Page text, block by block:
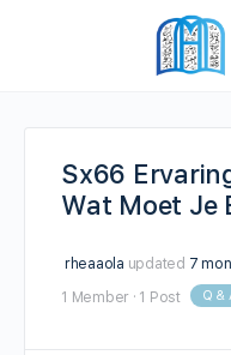
Sx66
Wat Moet Je
rheaaola updated 7
1 Member · 1 Post Q &